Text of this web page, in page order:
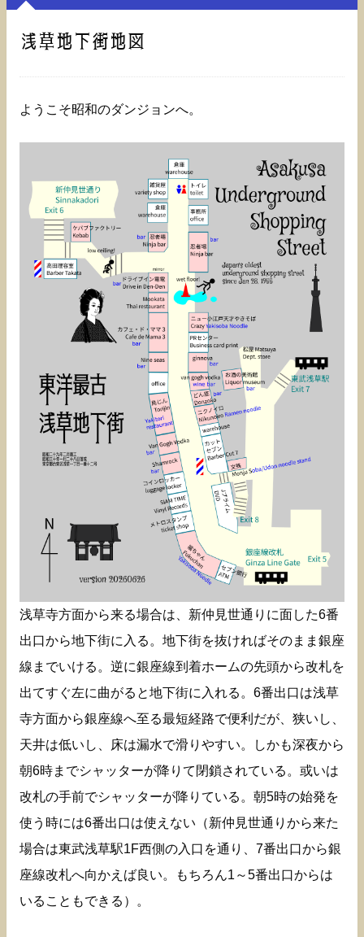
浅草地下街地図
ようこそ昭和のダンジョンへ。
浅草寺方面から来る場合は、新仲見世通りに面した6番
出口から地下街に入る。地下街を抜ければそのまま銀座
線までいける。逆に銀座線到着ホームの先頭から改札を
出てすぐ左に曲がると地下街に入れる。6番出口は浅草
寺方面から銀座線へ至る最短経路で便利だが、狭いし、
天井は低いし、床は漏水で滑りやすい。しかも深夜から
朝6時までシャッターが降りて閉鎖されている。或いは
改札の手前でシャッターが降りている。朝5時の始発を
使う時には6番出口は使えない（新仲見世通りから来た
場合は東武浅草駅1F西側の入口を通り、7番出口から銀
座線改札へ向かえば良い。もちろん1～5番出口からは
いることもできる）。